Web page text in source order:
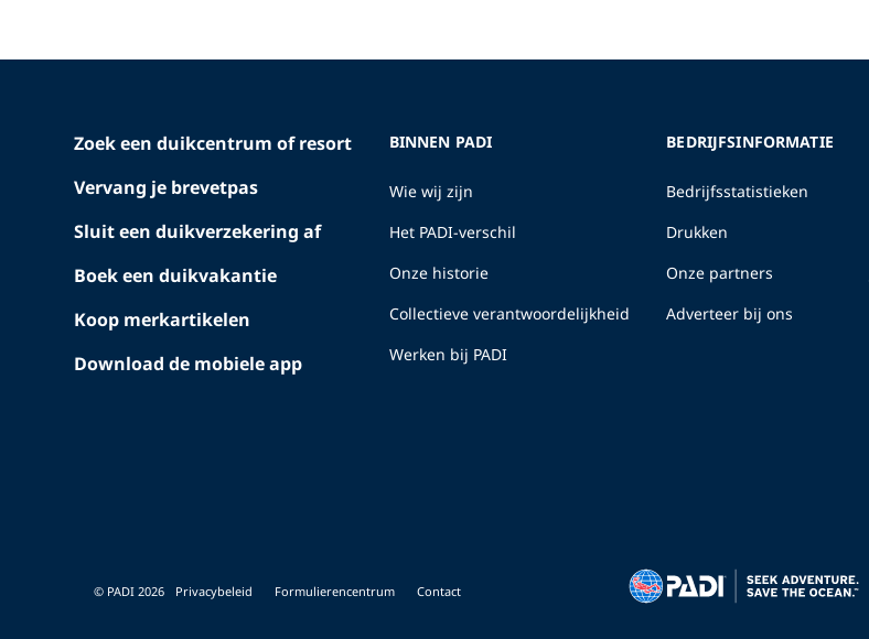
Zoek een duikcentrum of resort
Vervang je brevetpas
Sluit een duikverzekering af
Boek een duikvakantie
Koop merkartikelen
Download de mobiele app
BINNEN PADI
Wie wij zijn
Het PADI-verschil
Onze historie
Collectieve verantwoordelijkheid
Werken bij PADI
BEDRIJFSINFORMATIE
Bedrijfsstatistieken
Drukken
Onze partners
Adverteer bij ons
© PADI 2026 Privacybeleid Formulierencentrum Contact